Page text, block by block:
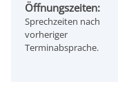
Öffnungszeiten:
Sprechzeiten nach
vorheriger
Terminabsprache.